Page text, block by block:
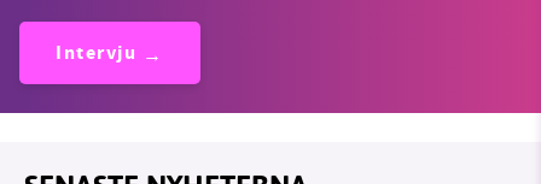
Intervju